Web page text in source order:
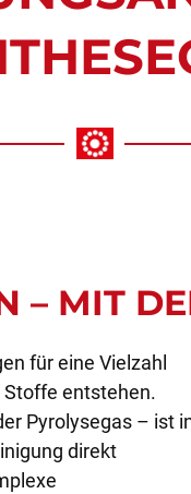
– MIT
für eine Vielzahl
entstehen.
Pyrolysegas – ist
direkt